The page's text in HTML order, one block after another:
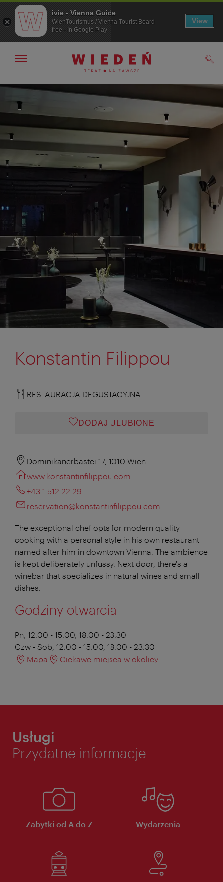
Przejdź
nawigacji
Przejdź
treści
Pokaż/ukryj
Konstantin Filippou
RESTAURACJA DEGUSTACYJNA
DODAJ ULUBIONE
Dominikanerbastei 17, 1010 Wien
www.konstantinfilippou.com
+43 1 512 22 29
reservation@konstantinfilippou.com
The exceptional chef opts for modern quality
cooking with a personal style in his own restaurant
named after him in downtown Vienna. The ambience
is kept deliberately unfussy. Next door, there's a
winebar that specializes in natural wines and small
dishes.
Godziny otwarcia
Pn, 12:00 - 15:00, 18:00 - 23:30
Czw - Sob, 12:00 - 15:00, 18:00 - 23:30
Mapa
Ciekawe miejsca w okolicy
Usługi
Przydatne informacje
Zabytki od A do Z Wydarzenia
ivie - Vienna Guide
WienTourismus / Vienna Tourist Board
free - In Google Play
View